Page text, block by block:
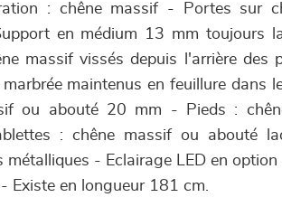
: chêne massif - Portes sur
en médium 13 mm toujours
massif vissés depuis l'arrière des
maintenus en feuillure dans
ou abouté 20 mm - Pieds :
: chêne massif ou abouté
- Eclairage LED en
Existe en longueur 181 cm.